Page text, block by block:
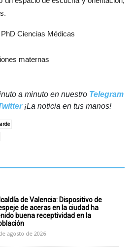
Ciencias Médicas
maternas
a minuto en nuestro Telegram
¡La noticia en tus manos!
de Valencia: Dispositivo de
de aceras en la ciudad ha
buena receptividad en la
agosto de 2026